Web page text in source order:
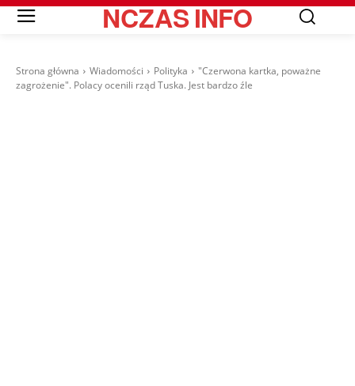
NCZASINFO
Strona główna Wiadomości Polityka
"Czerwona kartka, poważne
zagrożenie". Polacy ocenili rząd Tuska. Jest bardzo źle